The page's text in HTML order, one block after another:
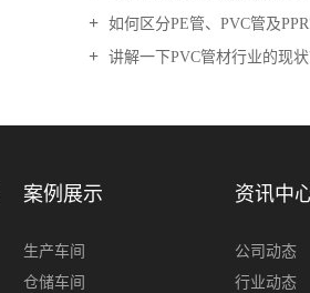
如何区分PE管、PVC管及
讲解一下PVC管材行业的现状
案例展示
生产车间
仓储车间
资讯中
公司动态
行业动态